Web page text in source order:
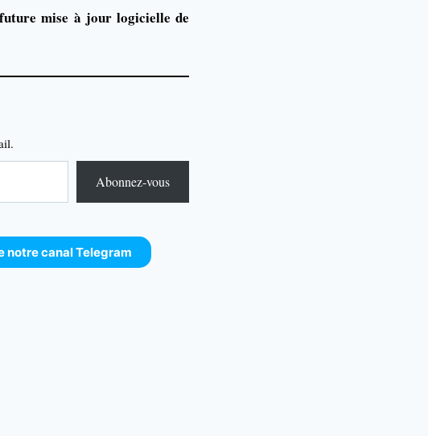
mise à jour logicielle de
Abonnez-vous
notre canal Telegram